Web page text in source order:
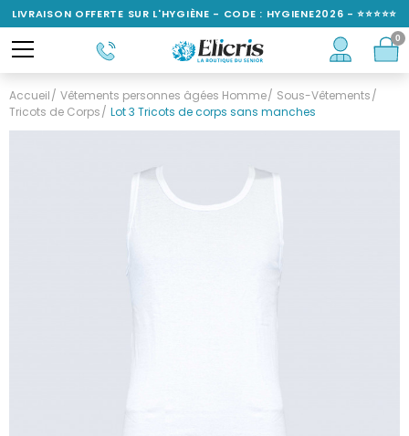
Accueil Vêtements personnes âgées Homme
Sous-Vêtements
Tricots de Corps
Lot 3 Tricots de corps sans manches
LIVRAISON OFFERTE SUR L'HYGIÈNE - CODE : HYGIENE2026 - ⭐⭐⭐⭐⭐
NOTÉ 4,6/5
0